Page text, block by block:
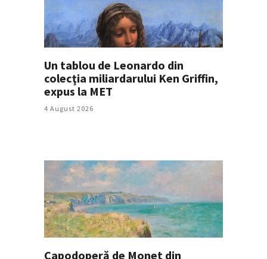
Un tablou de Leonardo din
colecţia miliardarului Ken Griffin,
expus la MET
4 August 2026
Capodoperă de Monet din